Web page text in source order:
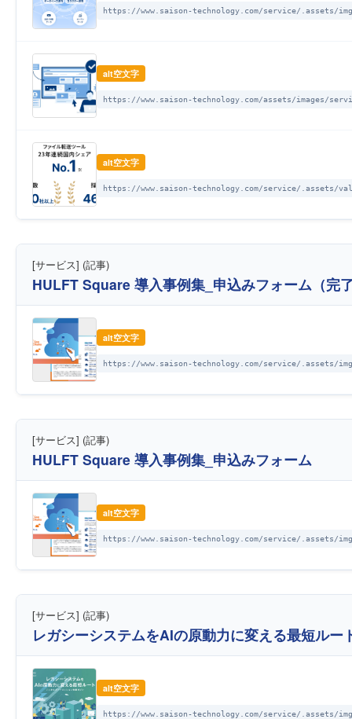
https://www.saison-technology.com/service/.assets/
alt空文字
https://www.saison-technology.com/assets/images/
alt空文字
https://www.saison-technology.com/service/.assets/
[サービス] (記事)
HULFT Square 導入事例集_申込みフォーム（完
alt空文字
https://www.saison-technology.com/service/.assets/
[サービス] (記事)
HULFT Square 導入事例集_申込みフォーム
alt空文字
https://www.saison-technology.com/service/.assets/
[サービス] (記事)
レガシーシステムをAIの原動力に変える最短ル
alt空文字
https://www.saison-technology.com/service/.assets/